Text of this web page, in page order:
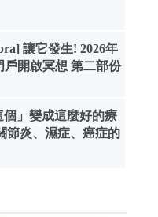
讓它發生! 2026年
戶開啟冥想 第二部份
」變成這麼好的療
節炎、濕症、癌症的